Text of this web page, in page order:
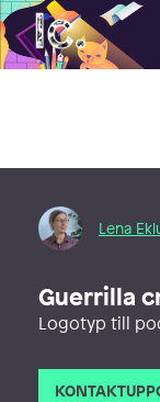
Lena
Guerrilla
Logotyp till